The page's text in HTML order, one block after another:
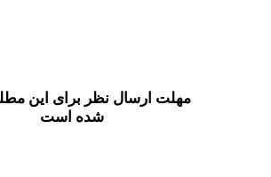
مهلت ارسال نظر برای این
شده است